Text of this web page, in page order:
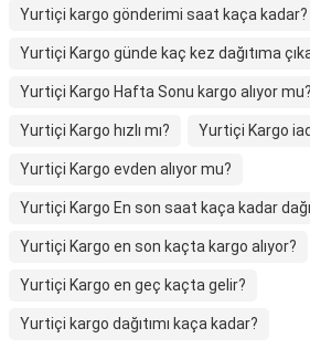
Yurtiçi kargo gönderimi saat kaça kadar?
Yurtiçi Kargo günde kaç kez dağıtıma
Yurtiçi Kargo Hafta Sonu kargo alıyor mu?
Yurtiçi Kargo hızlı mı? Yurtiçi Kargo
Yurtiçi Kargo evden alıyor mu?
Yurtiçi Kargo En son saat kaça kadar
Yurtiçi Kargo en son kaçta kargo alıyor?
Yurtiçi Kargo en geç kaçta gelir?
Yurtiçi kargo dağıtımı kaça kadar?